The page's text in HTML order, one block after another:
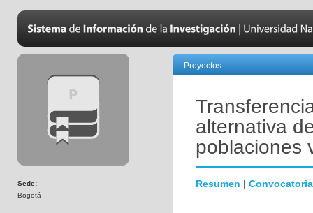
Sede:
Bogotá
Proyectos
alternativa
poblaciones
Resumen | Convocatoria